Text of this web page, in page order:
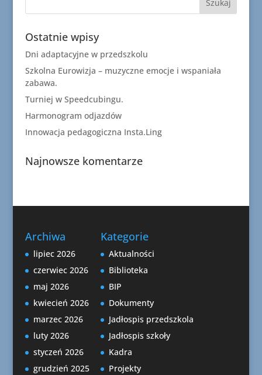
Ostatnie wpisy
Dni adaptacyjne w przedszkolu
Szkolna Eurowizja – muzyczne emocje i wspaniała
zabawa.
Turniej w Speedcubingu.
Harmonogram odjazdów
Innowacja pedagogiczna Insta.Ling
Najnowsze komentarze
Archiwa
lipiec 2026
czerwiec 2026
maj 2026
kwiecień 2026
marzec 2026
luty 2026
styczeń 2026
grudzień 2025
Kategorie
Aktualności
Biblioteka
BIP
Dokumenty
Jadłospis przedszkola
Jadłospis szkoły
Kadra
Projekty